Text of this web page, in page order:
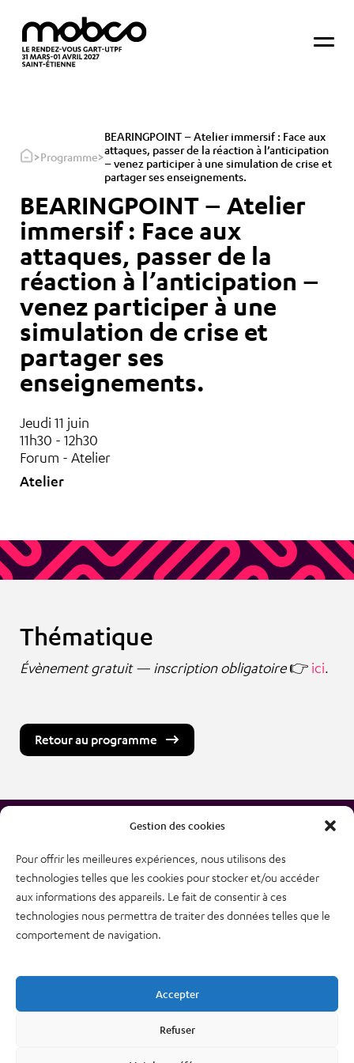
Gestion des cookies
Pour offrir les meilleures expériences, nous utilisons des
technologies telles que les cookies pour stocker et/ou accéder
aux informations des appareils. Le fait de consentir à ces
technologies nous permettra de traiter des données telles que le
comportement de navigation.
Accepter
Refuser
>Programme>
BEARINGPOINT – Atelier immersif : Face aux
attaques, passer de la réaction à l’anticipation
– venez participer à une simulation de crise et
partager ses enseignements.
BEARINGPOINT – Atelier
immersif : Face aux
attaques, passer de la
réaction à l’anticipation –
venez participer à une
simulation de crise et
partager ses
enseignements.
Jeudi 11 juin
11h30 - 12h30
Forum - Atelier
Atelier
Thématique
Évènement gratuit — inscription obligatoire👉 ici.
Retour au programme
38, rue des Bourdonnais
Tél : 01 48 74 04 82
Nous contacter
Mentions légales – CGU
Politique de confidentialité